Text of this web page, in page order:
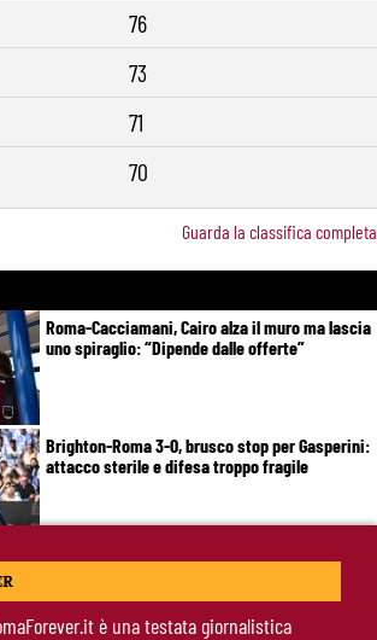
76
73
71
70
Guarda la classifica completa
Roma-Cacciamani, Cairo alza il muro ma lascia
uno spiraglio: “Dipende dalle offerte”
Brighton-Roma 3-0, brusco stop per Gasperini:
attacco sterile e difesa troppo fragile
McKennie sorprende tutti: “Il mio idolo era
è una testata giornalistica